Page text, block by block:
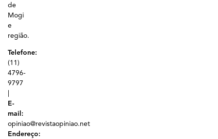
de
Mogi
e
região.
Telefone:
(11)
4796-
9797
E-
mail:
opiniao@revistaopiniao.net
Endereço: